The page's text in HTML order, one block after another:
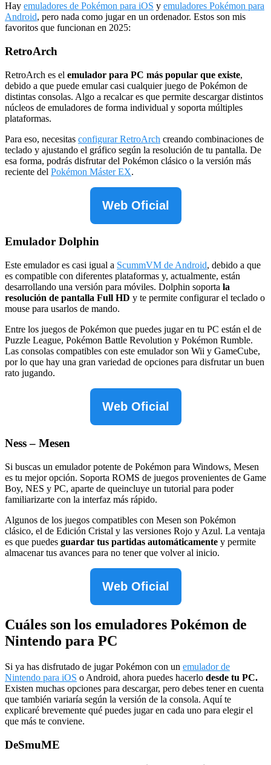
Hay emuladores de Pokémon para iOS y emuladores Pokémon para
Android, pero nada como jugar en un ordenador. Estos son mis
favoritos que funcionan en 2025:
RetroArch
RetroArch es el emulador para PC más popular que existe,
debido a que puede emular casi cualquier juego de Pokémon de
distintas consolas. Algo a recalcar es que permite descargar distintos
núcleos de emuladores de forma individual y soporta múltiples
plataformas.
Para eso, necesitas configurar RetroArch creando combinaciones de
teclado y ajustando el gráfico según la resolución de tu pantalla. De
esa forma, podrás disfrutar del Pokémon clásico o la versión más
reciente del Pokémon Máster EX.
Web Oficial
Emulador Dolphin
Este emulador es casi igual a ScummVM de Android, debido a que
es compatible con diferentes plataformas y, actualmente, están
desarrollando una versión para móviles. Dolphin soporta la
resolución de pantalla Full HD y te permite configurar el teclado o
mouse para usarlos de mando.
Entre los juegos de Pokémon que puedes jugar en tu PC están el de
Puzzle League, Pokémon Battle Revolution y Pokémon Rumble.
Las consolas compatibles con este emulador son Wii y GameCube,
por lo que hay una gran variedad de opciones para disfrutar un buen
rato jugando.
Web Oficial
Ness – Mesen
Si buscas un emulador potente de Pokémon para Windows, Mesen
es tu mejor opción. Soporta ROMS de juegos provenientes de Game
Boy, NES y PC, aparte de queincluye un tutorial para poder
familiarizarte con la interfaz más rápido.
Algunos de los juegos compatibles con Mesen son Pokémon
clásico, el de Edición Cristal y las versiones Rojo y Azul. La ventaja
es que puedes guardar tus partidas automáticamente y permite
almacenar tus avances para no tener que volver al inicio.
Web Oficial
Cuáles son los emuladores Pokémon de
Nintendo para PC
Si ya has disfrutado de jugar Pokémon con un emulador de
Nintendo para iOS o Android, ahora puedes hacerlo desde tu PC.
Existen muchas opciones para descargar, pero debes tener en cuenta
que también variaría según la versión de la consola. Aquí te
explicaré brevemente qué puedes jugar en cada uno para elegir el
que más te conviene.
DeSmuME